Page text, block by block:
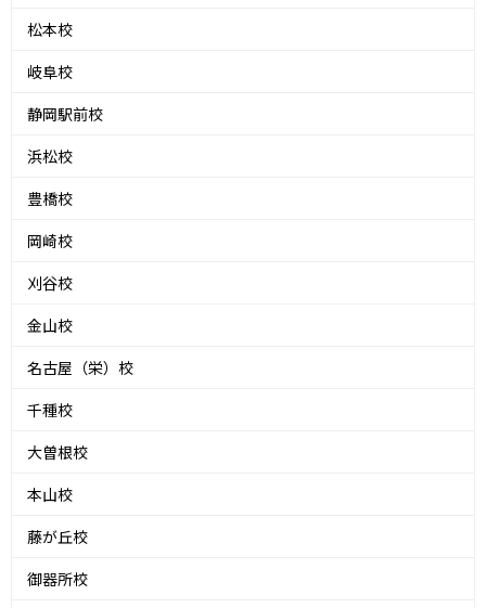
松本校
岐阜校
静岡駅前校
浜松校
豊橋校
岡崎校
刈谷校
金山校
名古屋（栄）校
千種校
大曽根校
本山校
藤が丘校
御器所校